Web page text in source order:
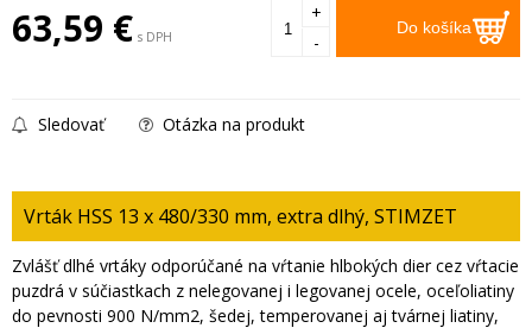
63,59 € s DPH Do košíka
+
-
Sledovať Otázka na produkt
Vrták HSS 13 x 480/330 mm, extra dlhý, STIMZET
Zvlášť dlhé vrtáky odporúčané na vŕtanie hlbokých dier cez vŕtacie
puzdrá v súčiastkach z nelegovanej i legovanej ocele, oceľoliatiny
do pevnosti 900 N/mm2, šedej, temperovanej aj tvárnej liatiny,